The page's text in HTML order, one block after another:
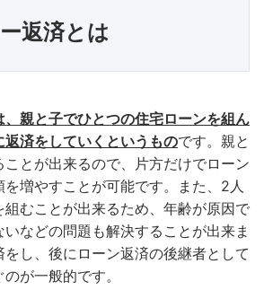
返済とは
親と子でひとつの住宅ローンを組ん
済をしていくというものです。親と
とが出来るので、片方だけでローン
を増やすことが可能です。また、2人
組むことが出来るため、年齢が原因で
などの問題も解決することが出来ま
し、後にローン返済の後継者として
が一般的です。